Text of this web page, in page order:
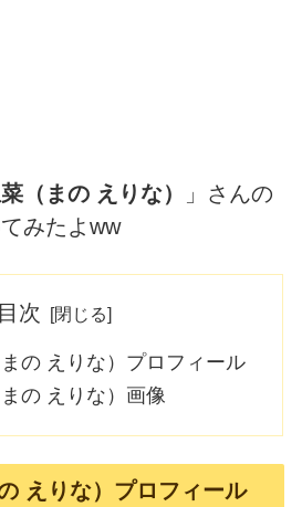
（まの えりな）
」さんの
みたよww
目次
の えりな）プロフィール
の えりな）画像
えりな）プロフィール